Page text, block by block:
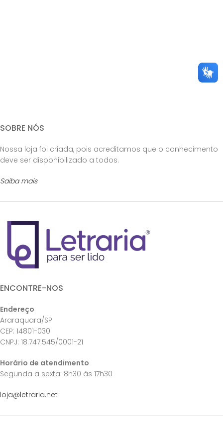
SOBRE NÓS
Nossa loja foi criada, pois acreditamos que o conhecimento
deve ser disponibilizado a todos.
Saiba mais
ENCONTRE-NOS
Endereço
Araraquara/SP
CEP: 14801-030
CNPJ: 18.747.545/0001-21
Horário de atendimento
Segunda a sexta: 8h30 às 17h30
loja@letraria.net